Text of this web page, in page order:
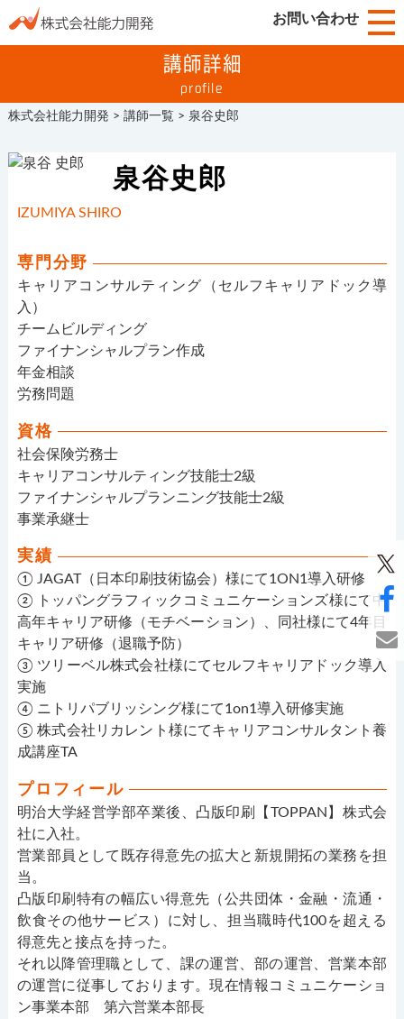
お問い合わせ
講師詳細
profile
株式会社能力開発 > 講師一覧 > 泉谷史郎
泉谷史郎
IZUMIYA SHIRO
専門分野
キャリアコンサルティング（セルフキャリアドック導
入）
チームビルディング
ファイナンシャルプラン作成
年金相談
労務問題
資格
社会保険労務士
キャリアコンサルティング技能士2級
ファイナンシャルプランニング技能士2級
事業承継士
実績
① JAGAT（日本印刷技術協会）様にて1ON1導入研修
② トッパングラフィックコミュニケーションズ様にて中
高年キャリア研修（モチベーション）、同社様にて4年目
キャリア研修（退職予防）
③ ツリーベル株式会社様にてセルフキャリアドック導入
実施
④ ニトリパブリッシング様にて1on1導入研修実施
⑤ 株式会社リカレント様にてキャリアコンサルタント養
成講座TA
プロフィール
明治大学経営学部卒業後、凸版印刷【TOPPAN】株式会
社に入社。
営業部員として既存得意先の拡大と新規開拓の業務を担
当。
凸版印刷特有の幅広い得意先（公共団体・金融・流通・
飲食その他サービス）に対し、担当職時代100を超える
得意先と接点を持った。
それ以降管理職として、課の運営、部の運営、営業本部
の運営に従事しております。現在情報コミュニケーショ
ン事業本部 第六営業本部長